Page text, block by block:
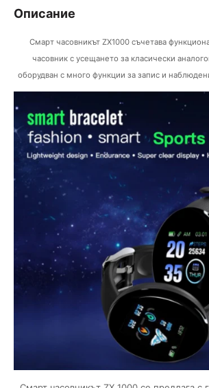
Описание
Смарт часовникът ZX1000 съчетава
часовник с усещането за класически
оборудван с много функции за запис и